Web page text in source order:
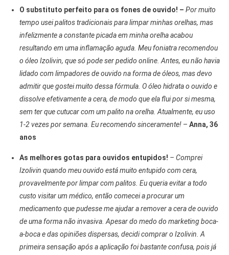
O substituto perfeito para os fones de ouvido! – Por muito
tempo usei palitos tradicionais para limpar minhas orelhas, mas
infelizmente a constante picada em minha orelha acabou
resultando em uma inflamação aguda. Meu foniatra recomendou
o óleo Izolivin, que só pode ser pedido online. Antes, eu não havia
lidado com limpadores de ouvido na forma de óleos, mas devo
admitir que gostei muito dessa fórmula. O óleo hidrata o ouvido e
dissolve efetivamente a cera, de modo que ela flui por si mesma,
sem ter que cutucar com um palito na orelha. Atualmente, eu uso
1-2 vezes por semana. Eu recomendo sinceramente!– Anna, 36
anos
As melhores gotas para ouvidos entupidos! – Comprei
Izolivin quando meu ouvido está muito entupido com cera,
provavelmente por limpar com palitos. Eu queria evitar a todo
custo visitar um médico, então comecei a procurar um
medicamento que pudesse me ajudar a remover a cera de ouvido
de uma forma não invasiva. Apesar do medo do marketing boca-
a-boca e das opiniões dispersas, decidi comprar o Izolivin. A
primeira sensação após a aplicação foi bastante confusa, pois já